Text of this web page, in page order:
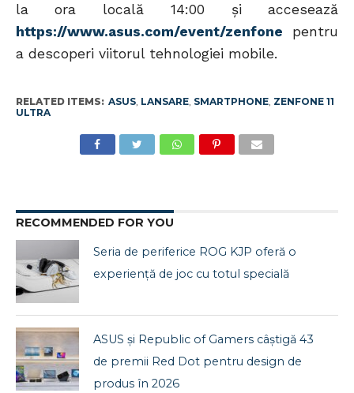
la ora locală 14:00 și accesează
https://www.asus.com/event/zenfone pentru
a descoperi viitorul tehnologiei mobile.
RELATED ITEMS: ASUS, LANSARE, SMARTPHONE, ZENFONE 11
ULTRA
RECOMMENDED FOR YOU
Seria de periferice ROG KJP oferă o
experiență de joc cu totul specială
ASUS și Republic of Gamers câștigă 43
de premii Red Dot pentru design de
produs în 2026